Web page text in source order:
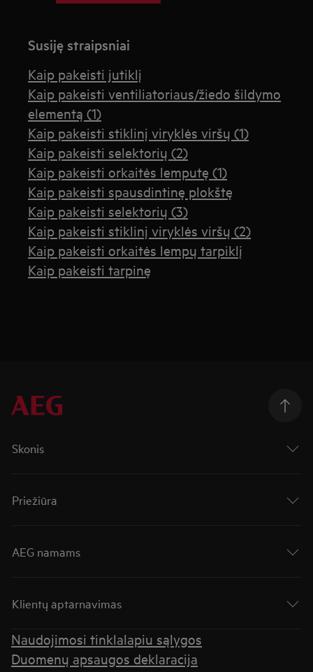
Susiję straipsniai
Kaip pakeisti jutiklį
Kaip pakeisti ventiliatoriaus/žiedo šildymo
elementą (1)
Kaip pakeisti stiklinį viryklės viršų (1)
Kaip pakeisti selektorių (2)
Kaip pakeisti orkaitės lemputę (1)
Kaip pakeisti spausdintinę plokštę
Kaip pakeisti selektorių (3)
Kaip pakeisti stiklinį viryklės viršų (2)
Kaip pakeisti orkaitės lempų tarpiklį
Kaip pakeisti tarpinę
Skonis
Priežiūra
AEG namams
Klientų aptarnavimas
Naudojimosi tinklalapiu sąlygos
Duomenų apsaugos deklaracija